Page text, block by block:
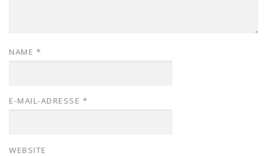
NAME *
E-MAIL-ADRESSE *
WEBSITE